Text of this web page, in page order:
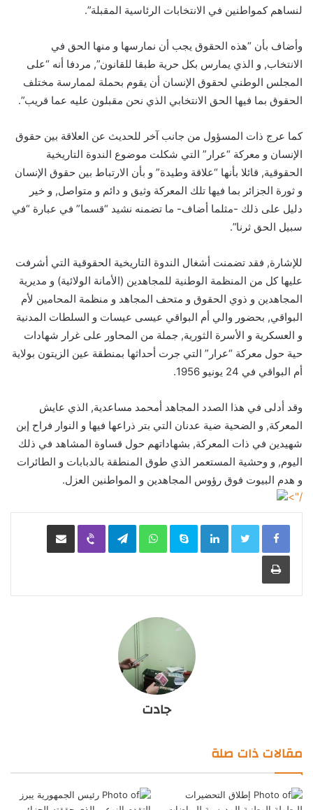
لنساهم كمواطنين في الانتخابات الرئاسية المقبلة”.
وأضاف بأن “هذه الحقوق يجب أن نمارسها و منها الحق في
الانتخاب, و الذي يمارس بكل حرية طبقا للقانون”, مردفا أنه “على
المجلس الوطني لحقوق الإنسان أن يقوم بحملة لممارسة مختلف
الحقوق بما فيها الحق الانتخابي الذي نحن مقبلون عليه عما قريب”.
كما عرج ذات المسؤول من جانب آخر للحديث عن العلاقة بين حقوق
الإنسان و معركة “عرار” التي شكلت موضوع الندوة التاريخية
الحقوقية, قائلا بأنها “علاقة وطيدة” و بأن الارتباط بين حقوق الإنسان
و ثورة الجزائر بما فيها تلك المعركة وثيق و دائم و متواصل, و خير
دليل على ذلك -مثلما أضاف- ما تضمنه نشيد “قسما” في عبارة “في
سبيل الحق ثرنا”.
للإشارة, فقد تضمنت أشغال الندوة التاريخية الحقوقية التي أشرفت
عليها كل من المنظمة الوطنية للمجاهدين (الأمانة الولائية) و مديرية
المجاهدين و ذوي الحقوق و متحف المجاهد و منظمة المحامين لأم
البواقي, بحضور والي أم البواقي عيسى عيسات و السلطات المدنية
و العسكرية و الأسرة الثورية, جملة من المحاور على غرار شهادات
حية حول معركة “عرار” التي جرت أحداثها بمنطقة عين الزيتون بولاية
أم البواقي في 24 يونيو 1956.
وقد أدلى في هذا الصدد المجاهد أمحمد مساعدية, الذي عايش
المعركة, و الضحية ضية عدنان التي بتر ذراعها فيها و النوار فراح إبن
شهيدين في ذات المعركة, بشهاداتهم حول قساوة المشاهد في ذلك
اليوم, و وحشية المستعمر الذي طوق المنطقة بالدبابات و الطائرات
و هدم البيوت فوق رؤوس المجاهدين و المواطنين العزل.
/">
LinkedIn
Skype
WhatsApp
Telegram
Viber مشاركة عبر البريد
طباعة
جادت
مقالات ذات صلة